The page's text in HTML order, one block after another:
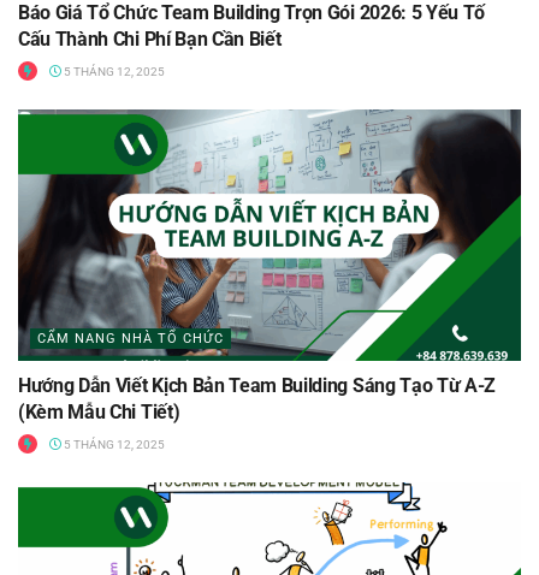
Báo Giá Tổ Chức Team Building Trọn Gói 2026: 5 Yếu Tố
Cấu Thành Chi Phí Bạn Cần Biết
5 THÁNG 12, 2025
CẨM NANG NHÀ TỔ CHỨC
Hướng Dẫn Viết Kịch Bản Team Building Sáng Tạo Từ A-Z
(Kèm Mẫu Chi Tiết)
5 THÁNG 12, 2025